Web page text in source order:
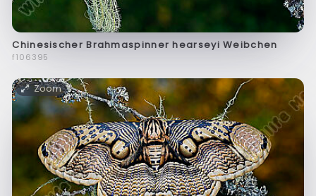
Chinesischer Brahmaspinner hearseyi Weibchen
f106395
Zoom